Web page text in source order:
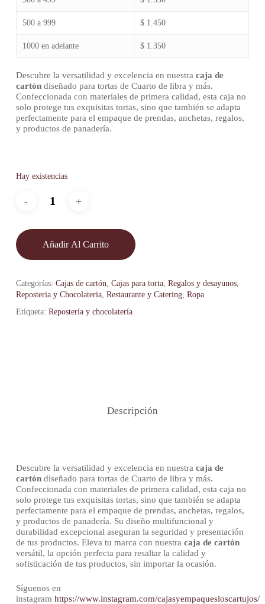
500 a 999 $ 1.450
1000 en adelante $ 1.350
Descubre la versatilidad y excelencia en nuestra caja de
cartóndiseñado para tortas de Cuarto de libra y más.
Confeccionada con materiales de primera calidad, esta caja no
solo protege tus exquisitas tortas, sino que también se adapta
perfectamente para el empaque de prendas, anchetas, regalos,
y productos de panadería.
Hay existencias
Añadir Al Carrito
Categorías: Cajas de cartón, Cajas para torta, Regalos y desayunos,
Reposteria y Chocolateria, Restaurante y Catering, Ropa
Etiqueta: Repostería y chocolatería
Descripción
Descubre la versatilidad y excelencia en nuestra caja de
cartóndiseñado para tortas de Cuarto de libra y más.
Confeccionada con materiales de primera calidad, esta caja no
solo protege tus exquisitas tortas, sino que también se adapta
perfectamente para el empaque de prendas, anchetas, regalos,
y productos de panadería. Su diseño multifuncional y
durabilidad excepcional aseguran la seguridad y presentación
de tus productos. Eleva tu marca con nuestra caja de cartón
versátil, la opción perfecta para resaltar la calidad y
sofisticación de tus productos, sin importar la ocasión.
Síguenos en
instagram https://www.instagram.com/cajasyempaquesloscartujos/